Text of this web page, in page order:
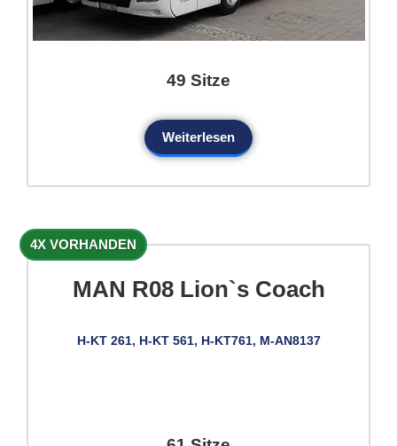
49 Sitze
Weiterlesen
4X VORHANDEN
MAN R08 Lion`s Coach
H-KT 261, H-KT 561, H-KT761, M-AN8137